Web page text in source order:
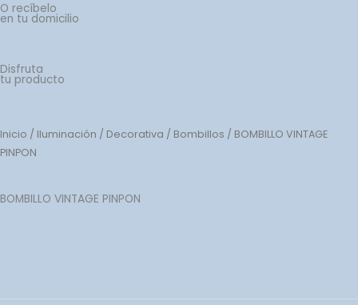
O recíbelo
en tu domicilio
Disfruta
tu producto
Inicio / Iluminación / Decorativa / Bombillos / BOMBILLO VINTAGE
PINPON
BOMBILLO VINTAGE PINPON